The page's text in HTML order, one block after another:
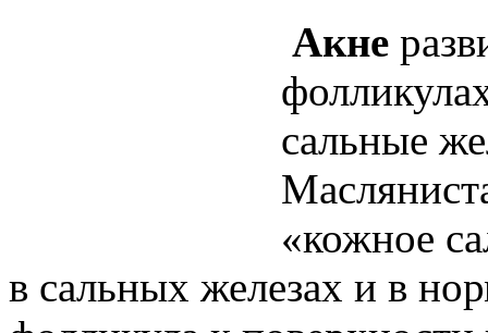
Акне
сальные
«кожное
в сальных железах и в